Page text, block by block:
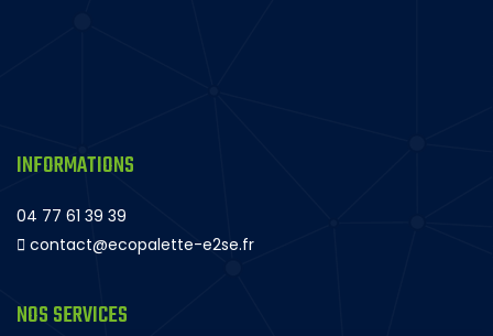
INFORMATIONS
04 77 61 39 39
contact@ecopalette-e2se.fr
NOS SERVICES